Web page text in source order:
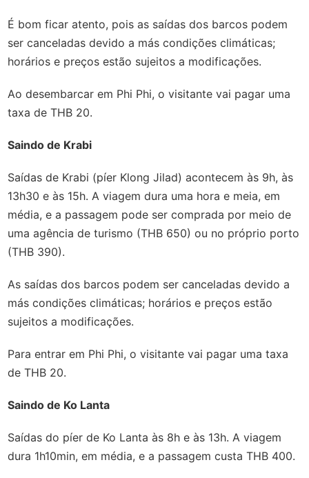
É bom ficar atento, pois as saídas dos barcos podem
ser canceladas devido a más condições climáticas;
horários e preços estão sujeitos a modificações.
Ao desembarcar em Phi Phi, o visitante vai pagar uma
taxa de THB 20.
Saindo de Krabi
Saídas de Krabi (píer Klong Jilad) acontecem às 9h, às
13h30 e às 15h. A viagem dura uma hora e meia, em
média, e a passagem pode ser comprada por meio de
uma agência de turismo (THB 650) ou no próprio porto
(THB 390).
As saídas dos barcos podem ser canceladas devido a
más condições climáticas; horários e preços estão
sujeitos a modificações.
Para entrar em Phi Phi, o visitante vai pagar uma taxa
de THB 20.
Saindo de Ko Lanta
Saídas do píer de Ko Lanta às 8h e às 13h. A viagem
dura 1h10min, em média, e a passagem custa THB 400.